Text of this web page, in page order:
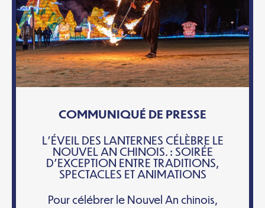
COMMUNIQUÉ DE PRESSE
L’ÉVEIL DES LANTERNES CÉLÈBRE LE
NOUVEL AN CHINOIS. : SOIRÉE
D’EXCEPTION ENTRE TRADITIONS,
SPECTACLES ET ANIMATIONS
Pour célébrer le Nouvel An chinois,